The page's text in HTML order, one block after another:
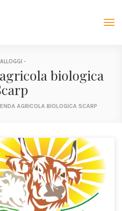
-
biologica
AGRICOLA BIOLOGICA SCARP